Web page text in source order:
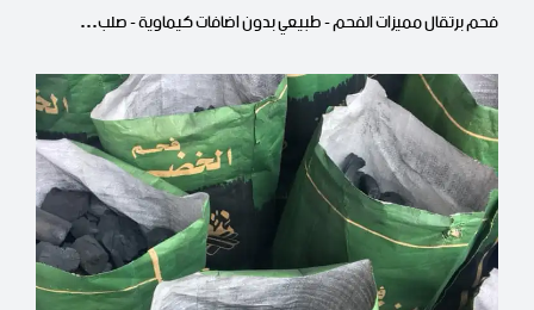
فحم برتقال مميزات الفحم - طبيعي بدون اضافات كيماوية - صلب…